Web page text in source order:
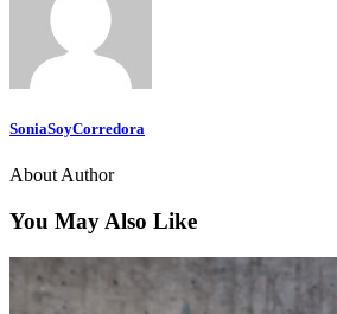
SoniaSoyCorredora
About Author
You May Also Like